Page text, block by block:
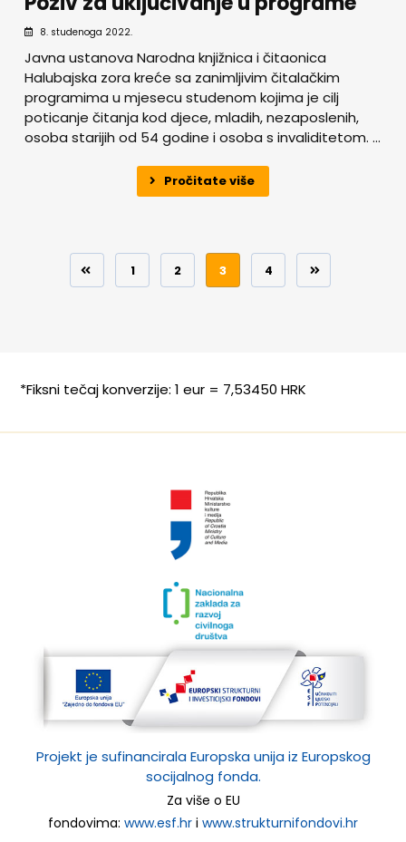
8. studenoga 2022.
Javna ustanova Narodna knjižnica i čitaonica
Halubajska zora kreće sa zanimljivim čitalačkim
programima u mjesecu studenom kojima je cilj
poticanje čitanja kod djece, mladih, nezaposlenih,
osoba starijih od 54 godine i osoba s invaliditetom. ...
Pročitate više
1 2 3 4
*Fiksni tečaj konverzije: 1 eur = 7,53450 HRK
Projekt je sufinancirala Europska unija iz Europskog
socijalnog fonda.
Za više o EU
fondovima: www.esf.hr i www.strukturnifondovi.hr